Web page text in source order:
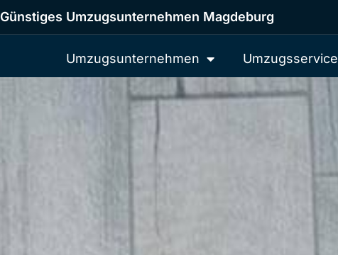
Günstiges Umzugsunternehmen Magdeburg
Umzugsunternehmen Umzugsservice